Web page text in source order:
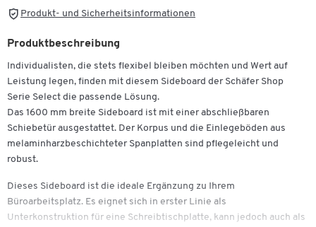
Produkt- und Sicherheitsinformationen
Produktbeschreibung
Individualisten, die stets flexibel bleiben möchten und Wert auf
Leistung legen, finden mit diesem Sideboard der Schäfer Shop
Serie Select die passende Lösung.
Das 1600 mm breite Sideboard ist mit einer abschließbaren
Schiebetür ausgestattet. Der Korpus und die Einlegeböden aus
melaminharzbeschichteter Spanplatten sind pflegeleicht und
robust.
Dieses Sideboard ist die ideale Ergänzung zu Ihrem
Büroarbeitsplatz. Es eignet sich in erster Linie als
Unterkonstruktion für eine Schreibtischplatte, kann jedoch auch als